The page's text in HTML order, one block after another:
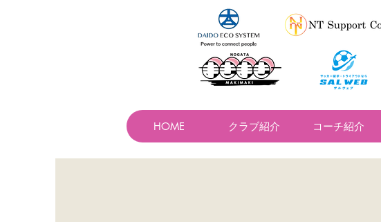
HOME クラブ紹介 コーチ紹介